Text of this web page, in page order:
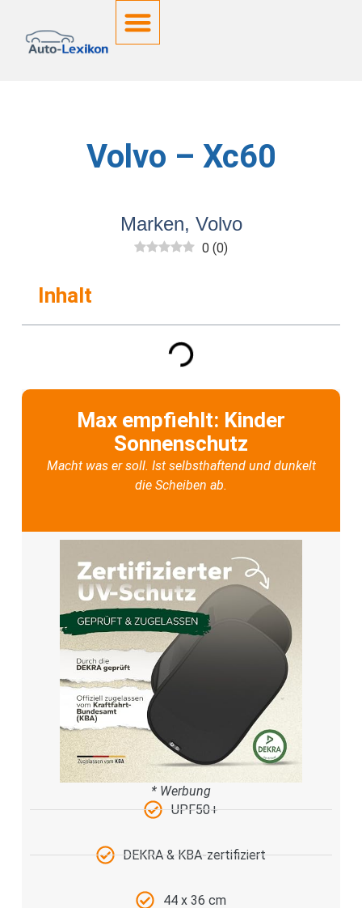
Volvo – Xc60
Marken, Volvo
0 (0)
Inhalt
Max empfiehlt: Kinder
Sonnenschutz
Macht was er soll. Ist selbsthaftend und dunkelt
die Scheiben ab.
* Werbung
UPF50+
DEKRA & KBA-zertifiziert
44 x 36 cm